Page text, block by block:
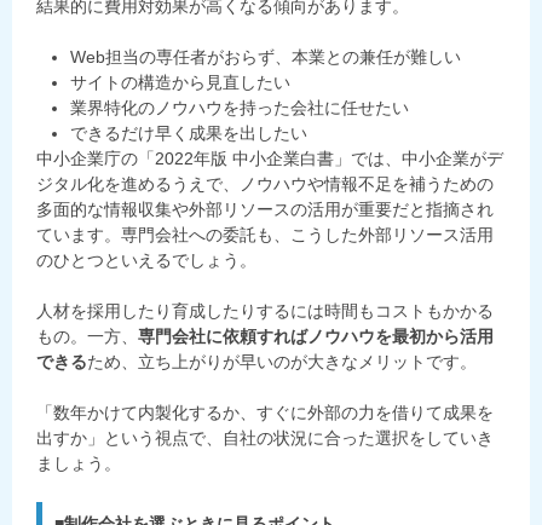
結果的に費用対効果が高くなる傾向があります。
Web担当の専任者がおらず、本業との兼任が難しい
サイトの構造から見直したい
業界特化のノウハウを持った会社に任せたい
できるだけ早く成果を出したい
中小企業庁の「2022年版 中小企業白書」では、中小企業がデ
ジタル化を進めるうえで、ノウハウや情報不足を補うための
多面的な情報収集や外部リソースの活用が重要だと指摘され
ています。専門会社への委託も、こうした外部リソース活用
のひとつといえるでしょう。
人材を採用したり育成したりするには時間もコストもかかる
もの。一方、 専門会社に依頼すればノウハウを最初から活用
できるため、立ち上がりが早いのが大きなメリットです。
「数年かけて内製化するか、すぐに外部の力を借りて成果を
出すか」という視点で、自社の状況に合った選択をしていき
ましょう。